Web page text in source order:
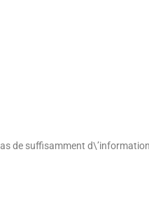
de suffisamment